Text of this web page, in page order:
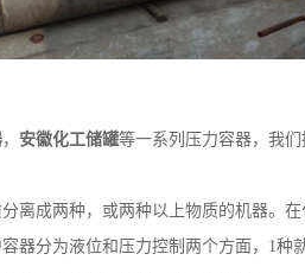
， 安徽化工储罐等一系列压力容器，我
成两种，或两种以上物质的机器。
器分为液位和压力控制两个方面，1